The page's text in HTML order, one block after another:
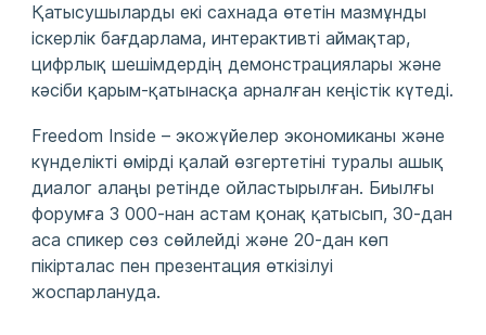
Қатысушыларды екі сахнада өтетін мазмұнды
іскерлік бағдарлама, интерактивті аймақтар,
цифрлық шешімдердің демонстрациялары және
кәсіби қарым-қатынасқа арналған кеңістік күтеді.
Freedom Inside – экожүйелер экономиканы және
күнделікті өмірді қалай өзгертетіні туралы ашық
диалог алаңы ретінде ойластырылған. Биылғы
форумға 3 000-нан астам қонақ қатысып, 30-дан
аса спикер сөз сөйлейді және 20-дан көп
пікірталас пен презентация өткізілуі
жоспарлануда.